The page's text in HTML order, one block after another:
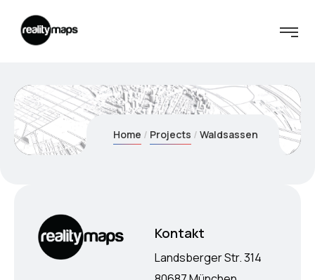
Home Projects Waldsassen
Kontakt
Landsberger Str. 314